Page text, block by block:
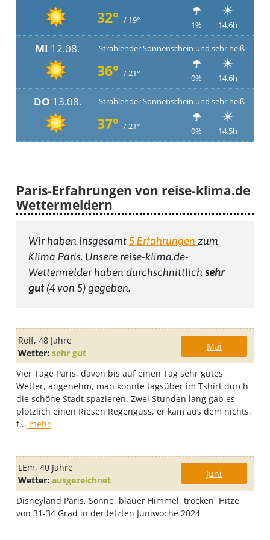
32° / 19° 1% 14.6h
MI 12.08. Strahlender Sonnenschein und sehr heiß
36° / 21° 0% 14.6h
DO 13.08. Strahlender Sonnenschein und sehr heiß
37° / 21° 0% 14.5h
Paris-Erfahrungen von reise-klima.de
Wettermeldern
Wir haben insgesamt 5Erfahrungen zum
Klima Paris. Unsere reise-klima.de-
Wettermelder haben durchschnittlich sehr
gut(4von 5) gegeben.
Rolf, 48 Jahre
Mai
Wetter: sehr gut
Vier Tage Paris, davon bis auf einen Tag sehr gutes
Wetter, angenehm, man konnte tagsüber im Tshirt durch
die schöne Stadt spazieren. Zwei Stunden lang gab es
plötzlich einen Riesen Regenguss, er kam aus dem nichts,
f... mehr
LEm, 40 Jahre
Juni
Wetter: ausgezeichnet
Disneyland Paris, Sonne, blauer Himmel, trocken, Hitze
von 31-34 Grad in der letzten Juniwoche 2024